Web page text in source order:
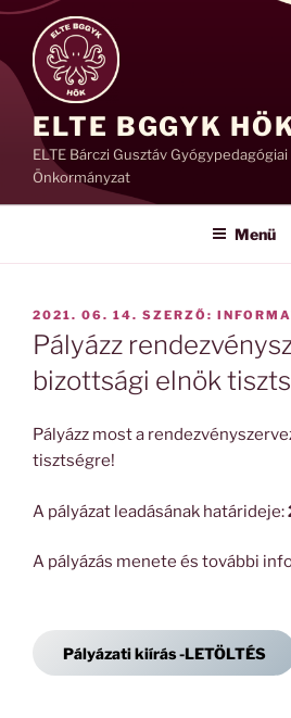
Tartalomhoz
ELTE BGGYK
ELTE Bárczi Gusztáv
Önkormányzat
Menü
BEKÜLDVE:
2021. 06. 14. SZERZŐ:
Pályázz
bizottsági elnök
Pályázz most a
tisztségre!
A pályázat leadásának határideje:
A pályázás menete és további
Pályázati kiírás -LETÖLTÉS